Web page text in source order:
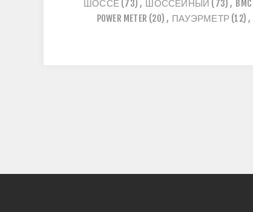
ШОССЕ (73) , ШОССЕЙНЫЙ (73) , BMC
POWER METER (20) , ПАУЭРМЕТР (12) ,